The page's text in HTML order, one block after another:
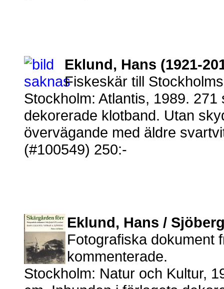
Eklund, Hans (1921-
Fiskeskär till
Stockholm: Atlantis, 1989.
dekorerade klotband. Utan
övervägande med äldre
(#100549) 250:-
Eklund, Hans /
Fotografiska dokument
kommenterade.
Stockholm: Natur och Kultur,